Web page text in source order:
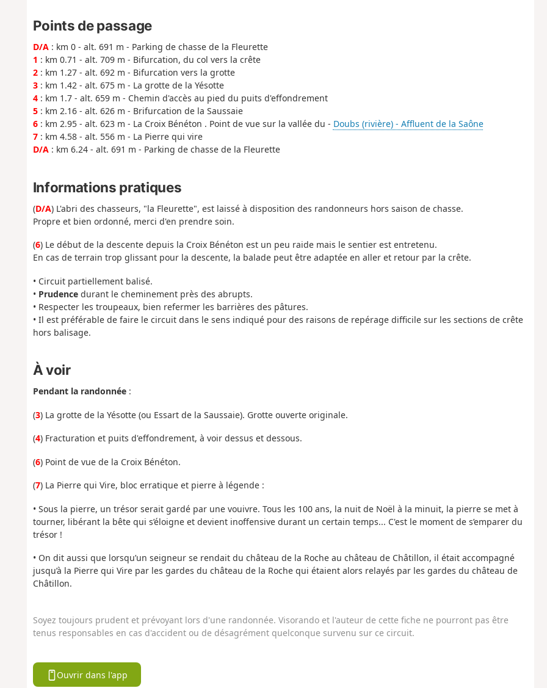
Points de passage
D/A: km 0 - alt. 691 m - Parking de chasse de la Fleurette
1 : km 0.71 - alt. 709 m - Bifurcation, du col vers la crête
2: km 1.27 - alt. 692 m - Bifurcation vers la grotte
3: km 1.42 - alt. 675 m - La grotte de la Yésotte
4: km 1.7 - alt. 659 m - Chemin d'accès au pied du puits d'effondrement
5: km 2.16 - alt. 626 m - Brifurcation de la Saussaie
6: km 2.95 - alt. 623 m - La Croix Bénéton . Point de vue sur la vallée du - Doubs (rivière) - Affluent de la Saône
7: km 4.58 - alt. 556 m - La Pierre qui vire
D/A: km 6.24 - alt. 691 m - Parking de chasse de la Fleurette
Informations pratiques
(D/A) L'abri des chasseurs, "la Fleurette", est laissé à disposition des randonneurs hors saison de chasse.
Propre et bien ordonné, merci d'en prendre soin.
(6) Le début de la descente depuis la Croix Bénéton est un peu raide mais le sentier est entretenu.
En cas de terrain trop glissant pour la descente, la balade peut être adaptée en aller et retour par la crête.
• Circuit partiellement balisé.
• Prudencedurant le cheminement près des abrupts.
• Respecter les troupeaux, bien refermer les barrières des pâtures.
• Il est préférable de faire le circuit dans le sens indiqué pour des raisons de repérage difficile sur les sections de crête
hors balisage.
À voir
Pendant la randonnée:
(3) La grotte de la Yésotte (ou Essart de la Saussaie). Grotte ouverte originale.
(4) Fracturation et puits d'effondrement, à voir dessus et dessous.
(6) Point de vue de la Croix Bénéton.
(7) La Pierre qui Vire, bloc erratique et pierre à légende :
• Sous la pierre, un trésor serait gardé par une vouivre. Tous les 100 ans, la nuit de Noël à la minuit, la pierre se met à
tourner, libérant la bête qui s’éloigne et devient inoffensive durant un certain temps... C'est le moment de s’emparer du
trésor !
• On dit aussi que lorsqu’un seigneur se rendait du château de la Roche au château de Châtillon, il était accompagné
jusqu’à la Pierre qui Vire par les gardes du château de la Roche qui étaient alors relayés par les gardes du château de
Châtillon.
Soyez toujours prudent et prévoyant lors d'une randonnée. Visorando et l'auteur de cette fiche ne pourront pas être
tenus responsables en cas d'accident ou de désagrément quelconque survenu sur ce circuit.
Ouvrir dans l'app